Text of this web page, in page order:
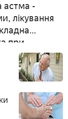
астма -
лікування
при